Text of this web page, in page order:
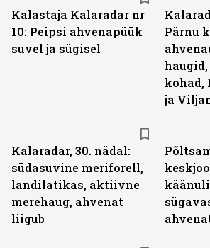
Kalastaja Kalaradar nr
10: Peipsi ahvenapüük
suvel ja sügisel
Pärnu
kohad,
ja
Kalaradar, 30. nädal:
südasuvine meriforell,
landilatikas, aktiivne
merehaug, ahvenat
liigub